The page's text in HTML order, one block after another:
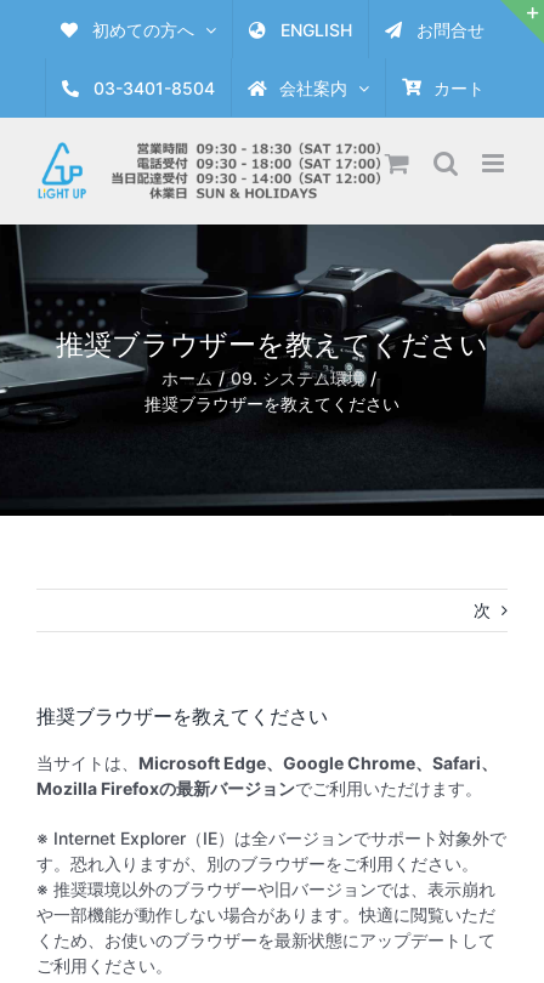
初めての方へ ENGLISH お問合せ
03-3401-8504 会社案内 カート
推奨ブラウザーを教えてください
ホーム
09. システム環境
推奨ブラウザーを教えてください
次
推奨ブラウザーを教えてください
当サイトは、 Microsoft Edge、Google Chrome、Safari、
Mozilla Firefoxの最新バージョンでご利用いただけます。
※ Internet Explorer（IE）は全バージョンでサポート対象外で
す。恐れ入りますが、別のブラウザーをご利用ください。
※ 推奨環境以外のブラウザーや旧バージョンでは、表示崩れ
や一部機能が動作しない場合があります。快適に閲覧いただ
くため、お使いのブラウザーを最新状態にアップデートして
ご利用ください。